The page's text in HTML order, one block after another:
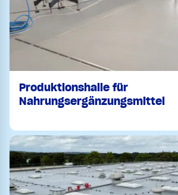
Produktionshalle für
Nahrungsergänzungsmittel